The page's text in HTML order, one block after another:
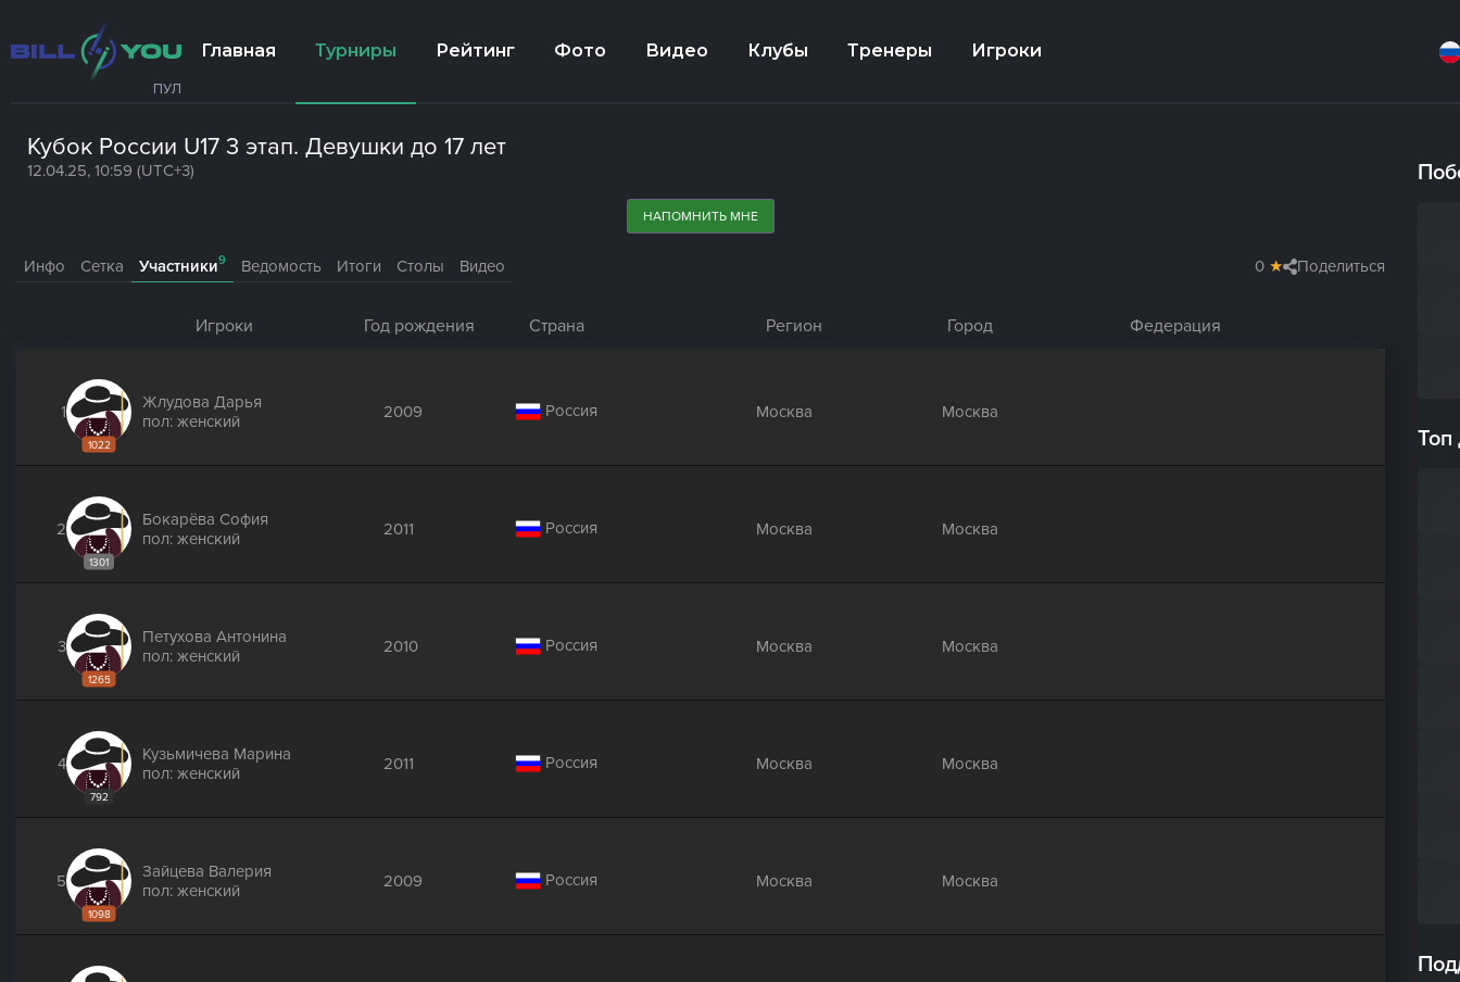
ПУЛ
Главная Турниры Рейтинг Фото Видео Клубы Тренеры Игроки
Кубок России U17 3 этап. Девушки до 17 лет
12.04.25, 10:59 (UTC+3)
НАПОМНИТЬ МНЕ
Инфо Сетка Участники9 Ведомость Итоги Столы Видео 0 ★ Поделиться
Игроки Год рождения Страна Регион Город Федерация
1
1022
Жлудова Дарья
пол: женский
2009 Россия Москва Москва
2
1301
Бокарёва София
пол: женский
2011 Россия Москва Москва
3
1265
Петухова Антонина
пол: женский
2010 Россия Москва Москва
4
792
Кузьмичева Марина
пол: женский
2011 Россия Москва Москва
5
1098
Зайцева Валерия
пол: женский
2009 Россия Москва Москва
Топ